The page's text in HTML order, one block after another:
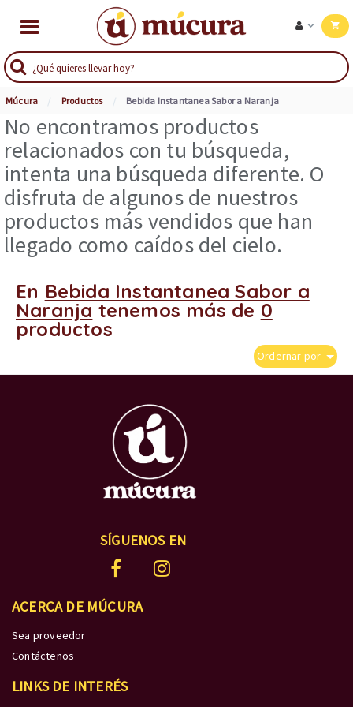
Múcura Productos Bebida Instantanea Sabor a Naranja
No encontramos productos
relacionados con tu búsqueda,
intenta una búsqueda diferente. O
disfruta de algunos de nuestros
productos más vendidos que han
llegado como caídos del cielo.
En Bebida Instantanea Sabor a
Naranja tenemos más de 0
productos
Ordernar por
SÍGUENOS EN
ACERCA DE MÚCURA
Sea proveedor
Contáctenos
LINKS DE INTERÉS